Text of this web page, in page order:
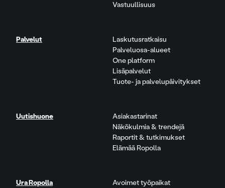
Vastuullisuus
Palvelut
Laskutusratkaisu
Palveluosa-alueet
One platform
Lisäpalvelut
Tuote- ja palvelupäivitykset
Uutishuone
Asiakastarinat
Näkökulmia & trendejä
Raportit & tutkimukset
Elämää Ropolla
Ura Ropolla Avoimet työpaikat